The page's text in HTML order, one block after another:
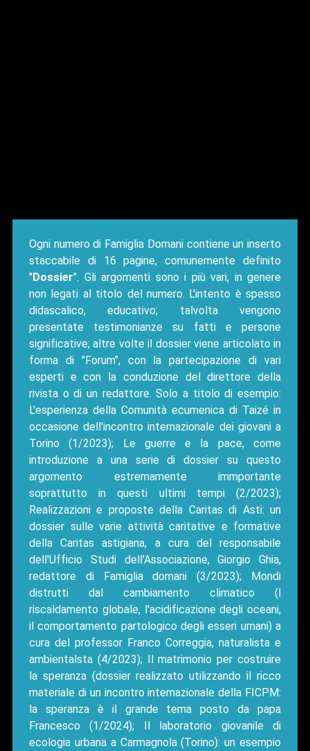
Ogni numero di Famiglia Domani contiene un inserto
staccabile di 16 pagine, comunemente definito
"Dossier". Gli argomenti sono i più vari, in genere
non legati al titolo del numero. L'intento è spesso
didascalico, educativo; talvolta vengono
presentate testimonianze su fatti e persone
significative; altre volte il dossier viene articolato in
forma di "Forum", con la partecipazione di vari
esperti e con la conduzione del direttore della
rivista o di un redattore. Solo a titolo di esempio:
L'esperienza della Comunità ecumenica di Taizé in
occasione dell'incontro internazionale dei giovani a
Torino (1/2023); Le guerre e la pace, come
introduzione a una serie di dossier su questo
argomento estremamente immportante
soprattutto in questi ultimi tempi (2/2023);
Realizzazioni e proposte della Caritas di Asti: un
dossier sulle varie attività caritative e formative
della Caritas astigiana, a cura del responsabile
dell'Ufficio Studi dell'Associazione, Giorgio Ghia,
redattore di Famiglia domani (3/2023); Mondi
distrutti dal cambiamento climatico (l
riscaldamento globale, l'acidificazione degli oceani,
il comportamento partologico degli esseri umani) a
cura del professor Franco Correggia, naturalista e
ambientalsta (4/2023); Il matrimonio per costruire
la speranza (dossier realizzato utilizzando il ricco
materiale di un incontro internazionale della FICPM:
la speranza è il grande tema posto da papa
Francesco (1/2024); Il laboratorio giovanile di
ecologia urbana a Carmagnola (Torino): un esempio